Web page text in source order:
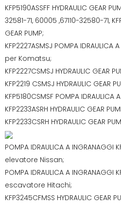
KFP5190ASSFF HYDRAULIC GEAR
32581-71, 60005 ,67110-32580-71,
GEAR PUMP;
KFP2227ASMSJ POMPA IDRAULICA
per Komatsu;
KFP2227CSMSJ HYDRAULIC GEAR
KFP2219 CSMSJ HYDRAULIC GEAR
KFP5180CSMSF POMPA IDRAULICA
KFP2233ASRH HYDRAULIC GEAR
KFP2233CSRH HYDRAULIC GEAR
POMPA IDRAULICA A
elevatore Nissan;
POMPA IDRAULICA A INGRANAGGI
escavatore Hitachi;
KFP3245CFMSS HYDRAULIC GEAR